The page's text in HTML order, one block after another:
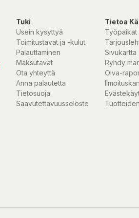
Tuki
Usein kysyttyä
Toimitustavat ja -kulut
Palauttaminen
Maksutavat
Ota yhteyttä
Anna palautetta
Tietosuoja
Saavutettavuusseloste
Tietoa
Työpaikat
Sivukartta
Ryhdy
Oiva-